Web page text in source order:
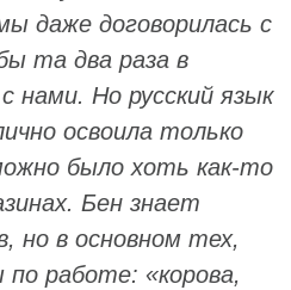
даже договорилась с
та два раза в
нами. Но русский язык
освоила только
было хоть как-то
Бен знает
но в основном тех,
работе: «корова,